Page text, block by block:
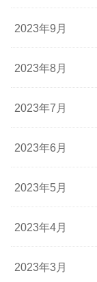
2023年9月
2023年8月
2023年7月
2023年6月
2023年5月
2023年4月
2023年3月